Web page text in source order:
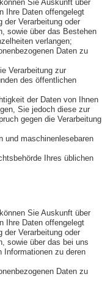
Sie Auskunft über
Ihre Daten offengelegt
Verarbeitung oder
sowie über das Bestehen
verlangen;
Daten zu
Verarbeitung zur
des öffentlichen
der Daten von Ihnen
Sie jedoch diese zur
gegen die Verarbeitung
und maschinenlesebaren
Ihres üblichen
Sie Auskunft über
Ihre Daten offengelegt
Verarbeitung oder
sowie über das bei uns
zu deren
Daten zu